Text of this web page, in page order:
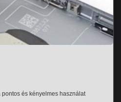
és kényelmes használat